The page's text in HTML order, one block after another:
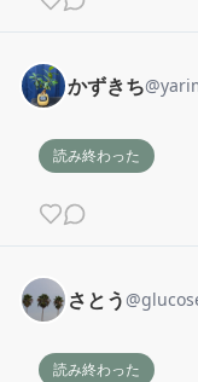
かずきち@
読み終わった
さとう @
読み終わった